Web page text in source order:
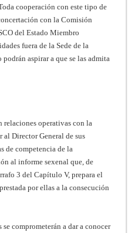
cooperación con este tipo de
con la Comisión
del Estado Miembro
fuera de la Sede de la
aspirar a que se las admita
relaciones operativas con la
al Director General de sus
de competencia de la
al informe sexenal que, de
3 del Capítulo V, prepara el
por ellas a la consecución
comprometerán a dar a conocer